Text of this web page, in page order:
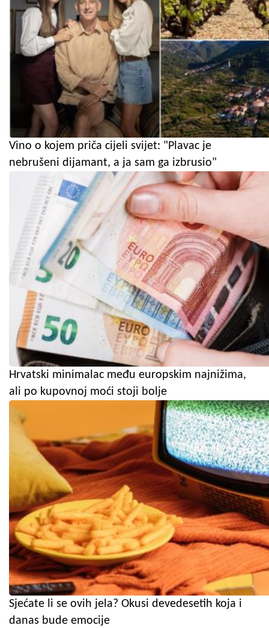
Vino o kojem priča cijeli svijet: "Plavac je
nebrušeni dijamant, a ja sam ga izbrusio"
Hrvatski minimalac među europskim najnižima,
ali po kupovnoj moći stoji bolje
Sjećate li se ovih jela? Okusi devedesetih koja i
danas bude emocije